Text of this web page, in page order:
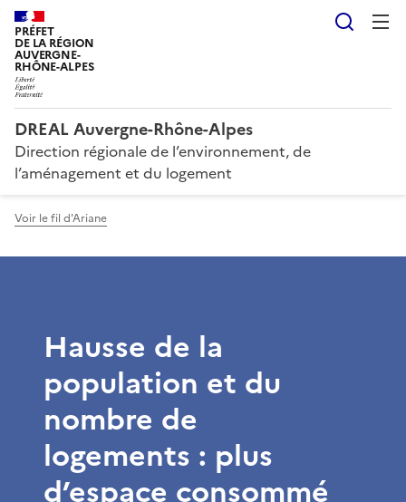
PRÉFET
DE LA RÉGION
AUVERGNE-
RHÔNE-ALPES
DREAL Auvergne-Rhône-Alpes
Direction régionale de l’environnement, de
l’aménagement et du logement
Voir le fil d'Ariane
Hausse de la
population et du
nombre de
logements : plus
d’espace consommé